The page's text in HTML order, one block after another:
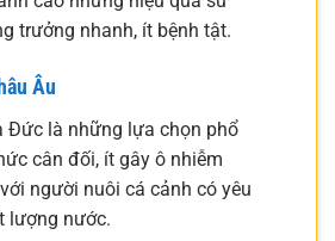
trưởng nhanh, ít bệnh tật.
Âu
Đức là những lựa chọn phổ
cân đối, ít gây ô nhiễm
người nuôi cá cảnh có yêu
lượng nước.